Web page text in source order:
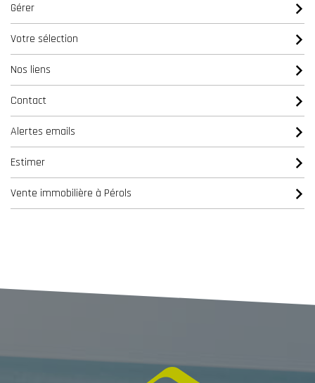
Gérer
Votre sélection
Nos liens
Contact
Alertes emails
Estimer
Vente immobilière à Pérols